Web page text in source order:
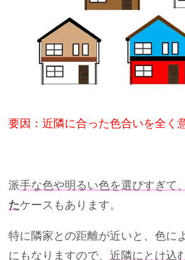
要因：近隣に合った色合いを全く
派手な色や明るい色を選びすぎて、
たケースもあります。
特に隣家との距離が近いと、色に
にもなりますので、 近隣にとけ込